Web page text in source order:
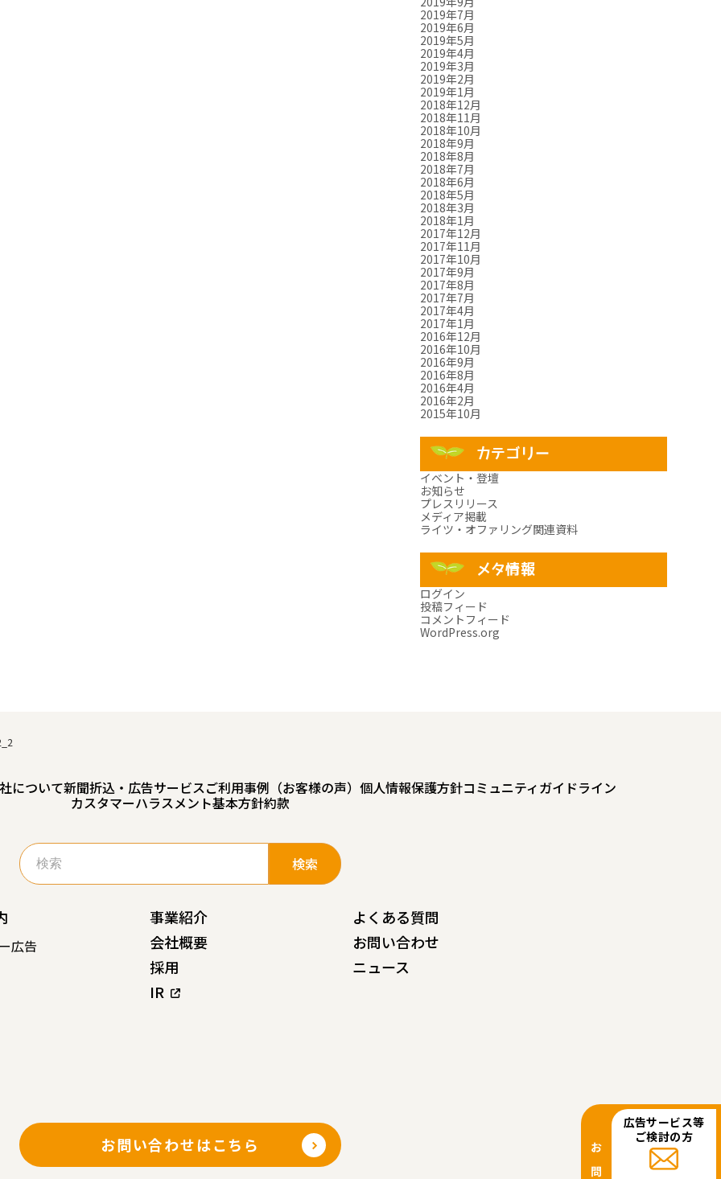
2019年7月
2019年6月
2019年5月
2019年4月
2019年3月
2019年2月
2019年1月
2018年12月
2018年11月
2018年10月
2018年9月
2018年8月
2018年7月
2018年6月
2018年5月
2018年3月
2018年1月
2017年12月
2017年11月
2017年10月
2017年9月
2017年8月
2017年7月
2017年4月
2017年1月
2016年12月
2016年10月
2016年9月
2016年8月
2016年4月
2016年2月
2015年10月
カテゴリー
イベント・登壇
お知らせ
プレスリリース
メディア掲載
ライツ・オファリング関連資料
メタ情報
ログイン
投稿フィード
コメントフィード
WordPress.org
について新聞折込・広告サービスご利用事例（お客様の声） 個人情報保護方針コミュニティガイドライン
カスタマーハラスメント基本方針約款
検
索:
広告
事業紹介
会社概要
採用
IR
よくある質問
お問い合わせ
ニュース
お問い合わせはこちら
広告サービス等
ご検討の方